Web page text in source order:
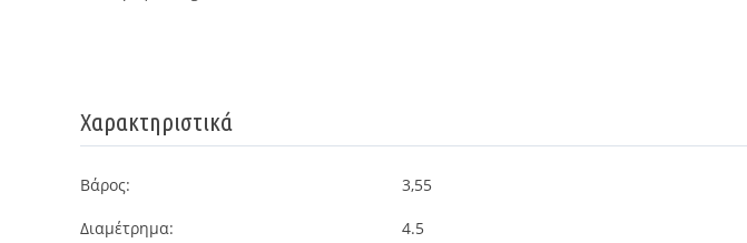
Χαρακτηριστικά
Βάρος: 3,55
Διαμέτρημα: 4.5